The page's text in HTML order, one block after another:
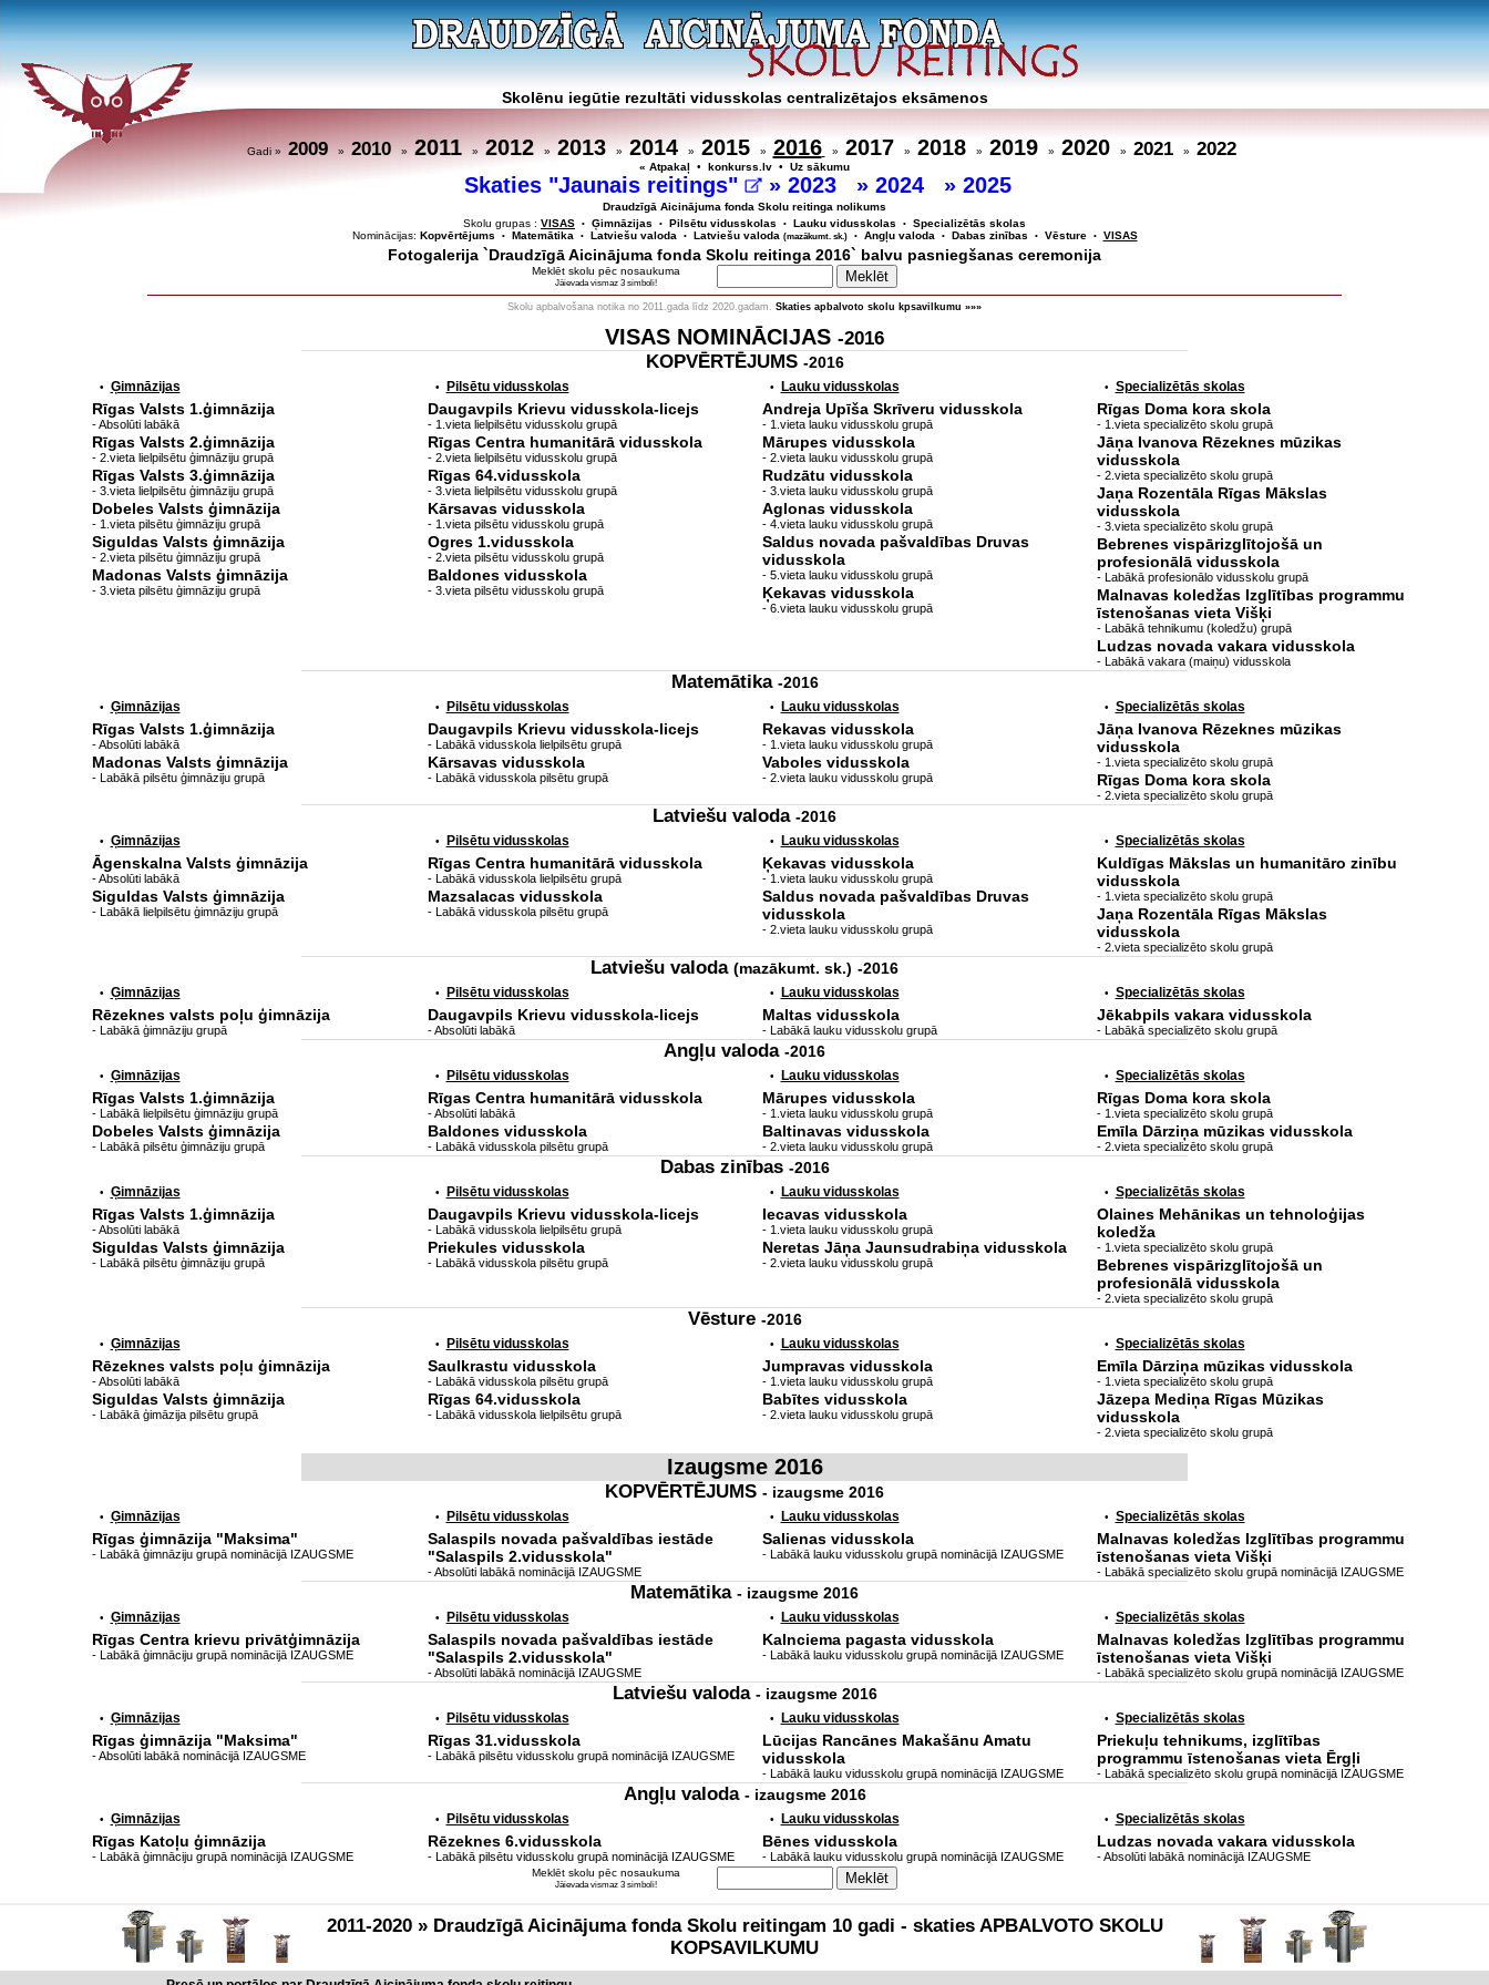
Skolēnu iegūtie rezultāti vidusskolas centralizētajos eksāmenos
Gadi » 2009 » 2010 » 2011 » 2012 » 2013 » 2014 » 2015 » 2016 » 2017 » 2018 » 2019 » 2020 » 2021 » 2022
« Atpakaļ • konkurss.lv • Uz sākumu
Skaties "Jaunais reitings" » 2023 » 2024 » 2025
Draudzīgā Aicinājuma fonda Skolu reitinga nolikums
Skolu grupas : VISAS • Ģimnāzijas • Pilsētu vidusskolas • Lauku vidusskolas • Specializētās skolas
Nominācijas: Kopvērtējums • Matemātika • Latviešu valoda • Latviešu valoda (mazākumt. sk.) • Angļu valoda • Dabas zinības • Vēsture • VISAS
Fotogalerija `Draudzīgā Aicinājuma fonda Skolu reitinga 2016` balvu pasniegšanas ceremonija
Meklēt skolu pēc nosaukuma
Jāievada vismaz 3 simboli!
Skolu apbalvošana notika no 2011.gada līdz 2020.gadam. Skaties apbalvoto skolu kpsavilkumu »»»
VISAS NOMINĀCIJAS -2016
KOPVĒRTĒJUMS -2016
• Ģimnāzijas
Rīgas Valsts 1.ģimnāzija
- Absolūti labākā
Rīgas Valsts 2.ģimnāzija
- 2.vieta lielpilsētu ģimnāziju grupā
Rīgas Valsts 3.ģimnāzija
- 3.vieta lielpilsētu ģimnāziju grupā
Dobeles Valsts ģimnāzija
- 1.vieta pilsētu ģimnāziju grupā
Siguldas Valsts ģimnāzija
- 2.vieta pilsētu ģimnāziju grupā
Madonas Valsts ģimnāzija
- 3.vieta pilsētu ģimnāziju grupā
• Pilsētu vidusskolas
Daugavpils Krievu vidusskola-licejs
- 1.vieta lielpilsētu vidusskolu grupā
Rīgas Centra humanitārā vidusskola
- 2.vieta lielpilsētu vidusskolu grupā
Rīgas 64.vidusskola
- 3.vieta lielpilsētu vidusskolu grupā
Kārsavas vidusskola
- 1.vieta pilsētu vidusskolu grupā
Ogres 1.vidusskola
- 2.vieta pilsētu vidusskolu grupā
Baldones vidusskola
- 3.vieta pilsētu vidusskolu grupā
• Lauku vidusskolas
Andreja Upīša Skrīveru vidusskola
- 1.vieta lauku vidusskolu grupā
Mārupes vidusskola
- 2.vieta lauku vidusskolu grupā
Rudzātu vidusskola
- 3.vieta lauku vidusskolu grupā
Aglonas vidusskola
- 4.vieta lauku vidusskolu grupā
Saldus novada pašvaldības Druvas
vidusskola
- 5.vieta lauku vidusskolu grupā
Ķekavas vidusskola
- 6.vieta lauku vidusskolu grupā
• Specializētās skolas
Rīgas Doma kora skola
- 1.vieta specializēto skolu grupā
Jāņa Ivanova Rēzeknes mūzikas
vidusskola
- 2.vieta specializēto skolu grupā
Jaņa Rozentāla Rīgas Mākslas
vidusskola
- 3.vieta specializēto skolu grupā
Bebrenes vispārizglītojošā un
profesionālā vidusskola
- Labākā profesionālo vidusskolu grupā
Malnavas koledžas Izglītības programmu
īstenošanas vieta Višķi
- Labākā tehnikumu (koledžu) grupā
Ludzas novada vakara vidusskola
- Labākā vakara (maiņu) vidusskola
Matemātika -2016
• Ģimnāzijas
Rīgas Valsts 1.ģimnāzija
- Absolūti labākā
Madonas Valsts ģimnāzija
- Labākā pilsētu ģimnāziju grupā
• Pilsētu vidusskolas
Daugavpils Krievu vidusskola-licejs
- Labākā vidusskola lielpilsētu grupā
Kārsavas vidusskola
- Labākā vidusskola pilsētu grupā
• Lauku vidusskolas
Rekavas vidusskola
- 1.vieta lauku vidusskolu grupā
Vaboles vidusskola
- 2.vieta lauku vidusskolu grupā
• Specializētās skolas
Jāņa Ivanova Rēzeknes mūzikas
vidusskola
- 1.vieta specializēto skolu grupā
Rīgas Doma kora skola
- 2.vieta specializēto skolu grupā
Latviešu valoda -2016
• Ģimnāzijas
Āgenskalna Valsts ģimnāzija
- Absolūti labākā
Siguldas Valsts ģimnāzija
- Labākā lielpilsētu ģimnāziju grupā
• Pilsētu vidusskolas
Rīgas Centra humanitārā vidusskola
- Labākā vidusskola lielpilsētu grupā
Mazsalacas vidusskola
- Labākā vidusskola pilsētu grupā
• Lauku vidusskolas
Ķekavas vidusskola
- 1.vieta lauku vidusskolu grupā
Saldus novada pašvaldības Druvas
vidusskola
- 2.vieta lauku vidusskolu grupā
• Specializētās skolas
Kuldīgas Mākslas un humanitāro zinību
vidusskola
- 1.vieta specializēto skolu grupā
Jaņa Rozentāla Rīgas Mākslas
vidusskola
- 2.vieta specializēto skolu grupā
Latviešu valoda (mazākumt. sk.) -2016
• Ģimnāzijas
Rēzeknes valsts poļu ģimnāzija
- Labākā ģimnāziju grupā
• Pilsētu vidusskolas
Daugavpils Krievu vidusskola-licejs
- Absolūti labākā
• Lauku vidusskolas
Maltas vidusskola
- Labākā lauku vidusskolu grupā
• Specializētās skolas
Jēkabpils vakara vidusskola
- Labākā specializēto skolu grupā
Angļu valoda -2016
• Ģimnāzijas
Rīgas Valsts 1.ģimnāzija
- Labākā lielpilsētu ģimnāziju grupā
Dobeles Valsts ģimnāzija
- Labākā pilsētu ģimnāziju grupā
• Pilsētu vidusskolas
Rīgas Centra humanitārā vidusskola
- Absolūti labākā
Baldones vidusskola
- Labākā vidusskola pilsētu grupā
• Lauku vidusskolas
Mārupes vidusskola
- 1.vieta lauku vidusskolu grupā
Baltinavas vidusskola
- 2.vieta lauku vidusskolu grupā
• Specializētās skolas
Rīgas Doma kora skola
- 1.vieta specializēto skolu grupā
Emīla Dārziņa mūzikas vidusskola
- 2.vieta specializēto skolu grupā
Dabas zinības -2016
• Ģimnāzijas
Rīgas Valsts 1.ģimnāzija
- Absolūti labākā
Siguldas Valsts ģimnāzija
- Labākā pilsētu ģimnāziju grupā
• Pilsētu vidusskolas
Daugavpils Krievu vidusskola-licejs
- Labākā vidusskola lielpilsētu grupā
Priekules vidusskola
- Labākā vidusskola pilsētu grupā
• Lauku vidusskolas
Iecavas vidusskola
- 1.vieta lauku vidusskolu grupā
Neretas Jāņa Jaunsudrabiņa vidusskola
- 2.vieta lauku vidusskolu grupā
• Specializētās skolas
Olaines Mehānikas un tehnoloģijas
koledža
- 1.vieta specializēto skolu grupā
Bebrenes vispārizglītojošā un
profesionālā vidusskola
- 2.vieta specializēto skolu grupā
Vēsture -2016
• Ģimnāzijas
Rēzeknes valsts poļu ģimnāzija
- Absolūti labākā
Siguldas Valsts ģimnāzija
- Labākā ģimāzija pilsētu grupā
• Pilsētu vidusskolas
Saulkrastu vidusskola
- Labākā vidusskola pilsētu grupā
Rīgas 64.vidusskola
- Labākā vidusskola lielpilsētu grupā
• Lauku vidusskolas
Jumpravas vidusskola
- 1.vieta lauku vidusskolu grupā
Babītes vidusskola
- 2.vieta lauku vidusskolu grupā
• Specializētās skolas
Emīla Dārziņa mūzikas vidusskola
- 1.vieta specializēto skolu grupā
Jāzepa Mediņa Rīgas Mūzikas
vidusskola
- 2.vieta specializēto skolu grupā
Izaugsme 2016
KOPVĒRTĒJUMS - izaugsme 2016
• Ģimnāzijas
Rīgas ģimnāzija "Maksima"
- Labākā ģimnāziju grupā nominācijā IZAUGSME
• Pilsētu vidusskolas
Salaspils novada pašvaldības iestāde
"Salaspils 2.vidusskola"
- Absolūti labākā nominācijā IZAUGSME
• Lauku vidusskolas
Salienas vidusskola
- Labākā lauku vidusskolu grupā nominācijā IZAUGSME
• Specializētās skolas
Malnavas koledžas Izglītības programmu
īstenošanas vieta Višķi
- Labākā specializēto skolu grupā nominācijā IZAUGSME
Matemātika - izaugsme 2016
• Ģimnāzijas
Rīgas Centra krievu privātģimnāzija
- Labākā ģimnāciju grupā nominācijā IZAUGSME
• Pilsētu vidusskolas
Salaspils novada pašvaldības iestāde
"Salaspils 2.vidusskola"
- Absolūti labākā nominācijā IZAUGSME
• Lauku vidusskolas
Kalnciema pagasta vidusskola
- Labākā lauku vidusskolu grupā nominācijā IZAUGSME
• Specializētās skolas
Malnavas koledžas Izglītības programmu
īstenošanas vieta Višķi
- Labākā specializēto skolu grupā nominācijā IZAUGSME
Latviešu valoda - izaugsme 2016
• Ģimnāzijas
Rīgas ģimnāzija "Maksima"
- Absolūti labākā nominācijā IZAUGSME
• Pilsētu vidusskolas
Rīgas 31.vidusskola
- Labākā pilsētu vidusskolu grupā nominācijā IZAUGSME
• Lauku vidusskolas
Lūcijas Rancānes Makašānu Amatu
vidusskola
- Labākā lauku vidusskolu grupā nominācijā IZAUGSME
• Specializētās skolas
Priekuļu tehnikums, izglītības
programmu īstenošanas vieta Ērgļi
- Labākā specializēto skolu grupā nominācijā IZAUGSME
Angļu valoda - izaugsme 2016
• Ģimnāzijas
Rīgas Katoļu ģimnāzija
- Labākā ģimnāciju grupā nominācijā IZAUGSME
• Pilsētu vidusskolas
Rēzeknes 6.vidusskola
- Labākā pilsētu vidusskolu grupā nominācijā IZAUGSME
• Lauku vidusskolas
Bēnes vidusskola
- Labākā lauku vidusskolu grupā nominācijā IZAUGSME
• Specializētās skolas
Ludzas novada vakara vidusskola
- Absolūti labākā nominācijā IZAUGSME
Meklēt skolu pēc nosaukuma
Jāievada vismaz 3 simboli!
2011-2020 » Draudzīgā Aicinājuma fonda Skolu reitingam 10 gadi - skaties APBALVOTO SKOLU
KOPSAVILKUMU